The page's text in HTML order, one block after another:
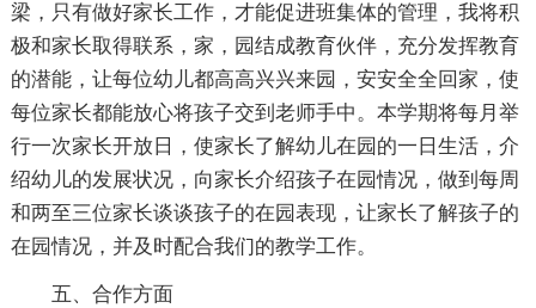
梁，只有做好家长工作，才能促进班集体的管理，我将积
极和家长取得联系，家，园结成教育伙伴，充分发挥教育
的潜能，让每位幼儿都高高兴兴来园，安安全全回家，使
每位家长都能放心将孩子交到老师手中。本学期将每月举
行一次家长开放日，使家长了解幼儿在园的一日生活，介
绍幼儿的发展状况，向家长介绍孩子在园情况，做到每周
和两至三位家长谈谈孩子的在园表现，让家长了解孩子的
在园情况，并及时配合我们的教学工作。
五、合作方面